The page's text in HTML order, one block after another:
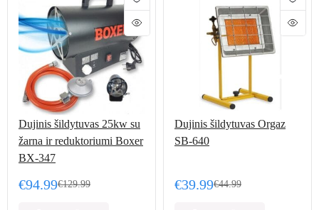
Dujinis šildytuvas 25kw su
žarna ir reduktoriumi Boxer
BX-347
€129.99
Original price was: €129.99.
€94.99
Current price is: €94.99.
Dujinis šildytuvas Orgaz
SB-640
€44.99
Original price was:
€39.99
Current price is: €39.99.